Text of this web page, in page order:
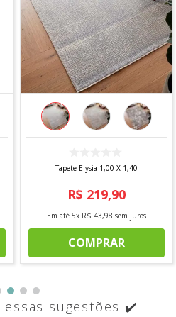
Tapete Elysia 1,00 X 1,40
R$ 219,90
Em até 5x R$ 43,98 sem juros
COMPRAR
sugestões ✔️